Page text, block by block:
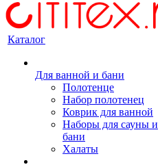
Каталог
Для ванной и бани
Полотенце
Набор полотенец
Коврик для ванной
Наборы для сауны и
бани
Халаты